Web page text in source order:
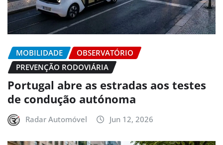
MOBILIDADE
OBSERVATÓRIO
PREVENÇÃO RODOVIÁRIA
Portugal abre as estradas aos testes
de condução autónoma
Radar Automóvel Jun 12, 2026